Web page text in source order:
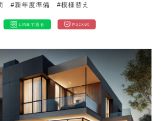
#新年度準備 #模様替え
LINEで送る Pocket